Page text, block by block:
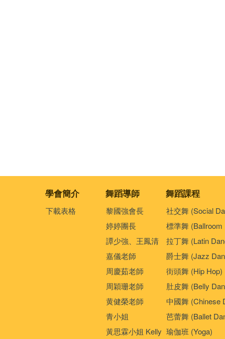
學會簡介 舞蹈導師 舞蹈課程
下載表格
黎國強會長
婷婷團長
譚少強、王鳳清
嘉儀老師
周慶茹老師
周穎珊老師
黄健榮老師
青小姐
黃思霖小姐 Kelly
社交舞 (Social
標準舞 (Ballroom
拉丁舞 (Latin
爵士舞 (Jazz
街頭舞 (Hip Hop)
肚皮舞 (Belly
中國舞 (Chinese
芭蕾舞 (Ballet
瑜伽班 (Yoga)